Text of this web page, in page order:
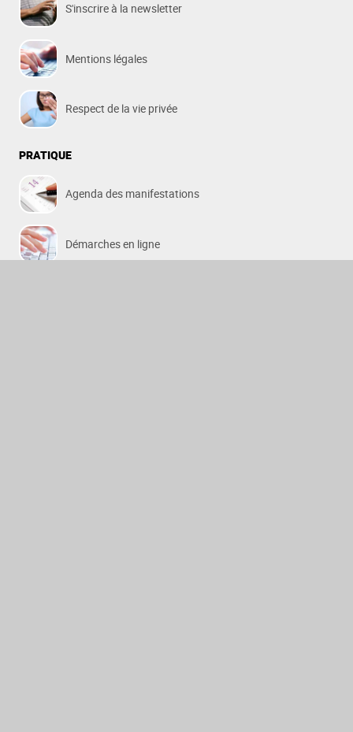
S'inscrire à la newsletter
Mentions légales
Respect de la vie privée
PRATIQUE
Agenda des manifestations
Démarches en ligne